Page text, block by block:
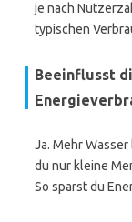
je nach
typischen
Beeinflusst
Ja. Mehr
du nur kleine
So sparst du